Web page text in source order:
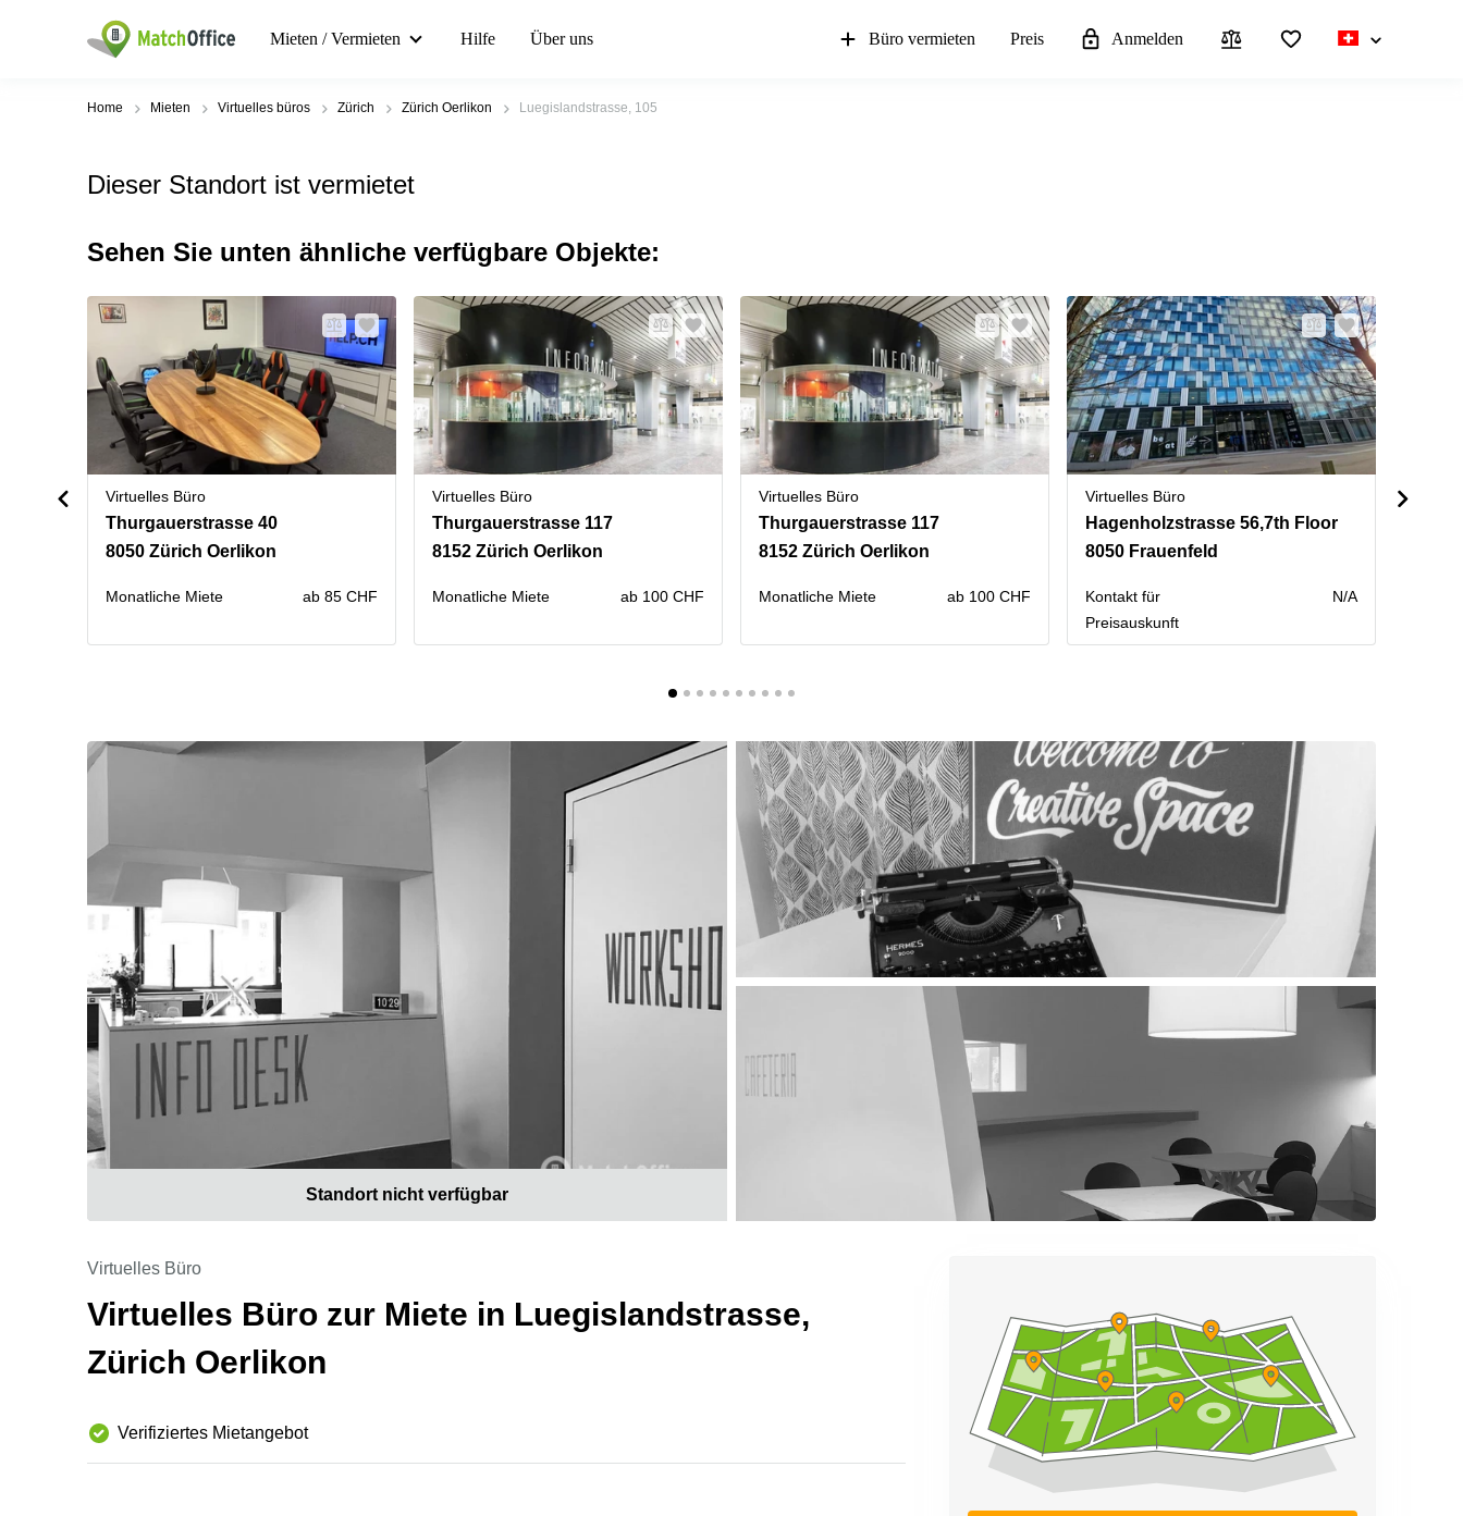
Mieten / Vermieten Hilfe Über uns Büro vermieten Preis Anmelden
Home Mieten Virtuelles büros Zürich Zürich Oerlikon Luegislandstrasse, 105
Dieser Standort ist vermietet
Sehen Sie unten ähnliche verfügbare Objekte:
Virtuelles Büro
Thurgauerstrasse 40
8050 Zürich Oerlikon
Monatliche Miete ab 85 CHF
Virtuelles Büro
Thurgauerstrasse 117
8152 Zürich Oerlikon
Monatliche Miete ab 100 CHF
Virtuelles Büro
Thurgauerstrasse 117
8152 Zürich Oerlikon
Monatliche Miete ab 100 CHF
Virtuelles Büro
Hagenholzstrasse 56,7th Floor
8050 Frauenfeld
Kontakt für
Preisauskunft
N/A
Standort nicht verfügbar
Virtuelles Büro
Virtuelles Büro zur Miete in Luegislandstrasse,
Zürich Oerlikon
Verifiziertes Mietangebot